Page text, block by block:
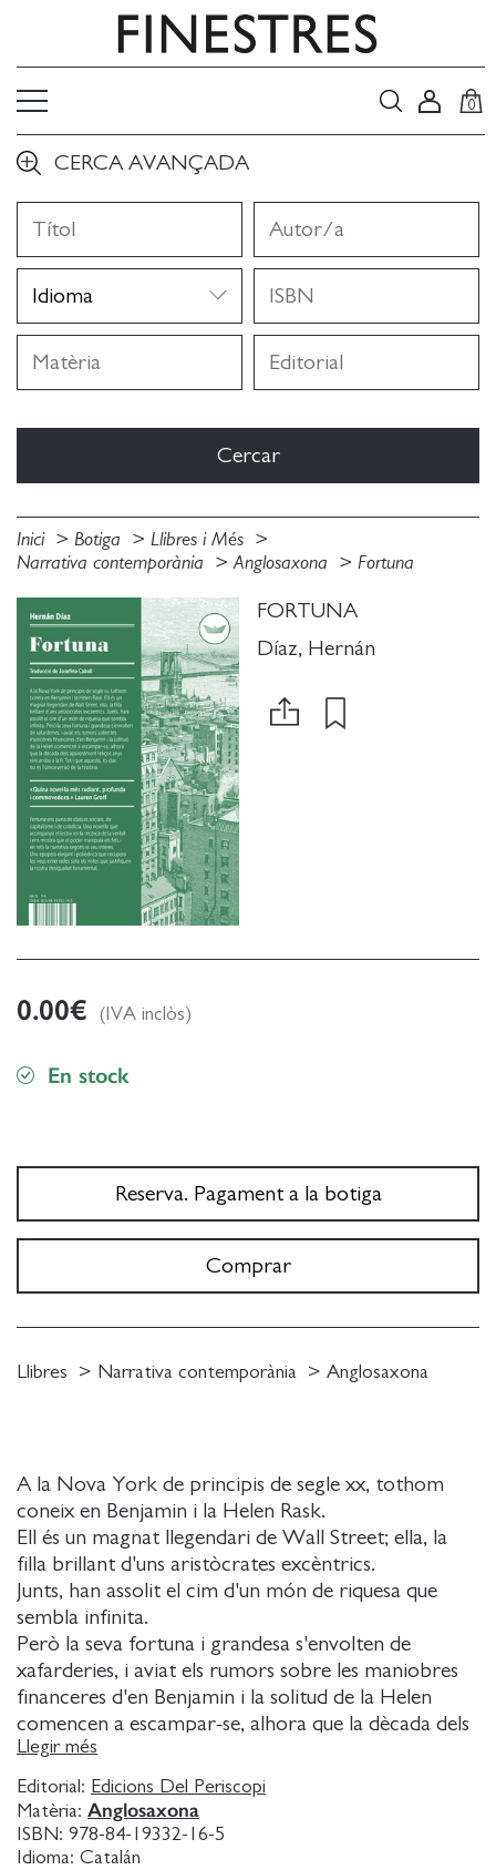
0
CERCA AVANÇADA
Inici Botiga
Llibres i Més
Narrativa contemporània
Anglosaxona Fortuna
FORTUNA
Díaz, Hernán
A la Nova York de principis de segle xx, tothom
coneix en Benjamin i la Helen Rask.
Ell és un magnat llegendari de Wall Street; ella, la
filla brillant d'uns aristòcrates excèntrics.
Junts, han assolit el cim d'un món de riquesa que
sembla infinita.
Però la seva fortuna i grandesa s'envolten de
xafarderies, i aviat els rumors sobre les maniobres
financeres d'en Benjamin i la solitud de la Helen
comencen a escampar-se, alhora que la dècada dels
aparentment feliços anys vint arriba a la fi.
Tot i que aquesta, és clar, no és l'única versió de la
història.
Fortuna ens parla de classes socials, de capitalisme i
de cobdícia.
Llegir més
Editorial: Edicions Del Periscopi
Matèria: Anglosaxona
ISBN: 978-84-19332-16-5
Idioma: Catalán
0.00€ (IVA inclòs)
En stock
Reserva. Pagament a la botiga
Comprar
Llibres Narrativa contemporània Anglosaxona